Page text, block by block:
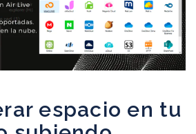
espacio en tu